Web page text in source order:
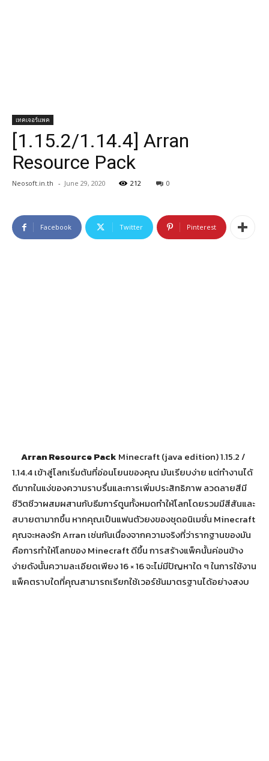
เทคเจอร์แพค
[1.15.2/1.14.4] Arran
Resource Pack
Neosoft.in.th - June 29, 2020 212 0
Facebook Twitter Pinterest
Arran Resource Pack Minecraft (java edition) 1.15.2 /
1.14.4 เข้าสู่โลกเริ่มต้นที่อ่อนโยนของคุณ มันเรียบง่าย แต่ทำงานได้
ดีมากในแง่ของความราบรื่นและการเพิ่มประสิทธิภาพลวดลายสีมี
ชีวิตชีวาผสมผสานกับธีมการ์ตูนทั้งหมดทำให้โลกโดยรวมมีสีสันและ
สบายตามากขึ้น หากคุณเป็นแฟนตัวยงของชุดอนิเมชั่น Minecraft
คุณจะหลงรัก Arran เช่นกันเนื่องจากความจริงที่ว่ารากฐานของมัน
คือการทำให้โลกของ Minecraft ดีขึ้นการสร้างแพ็คนั้นค่อนข้าง
ง่ายดังนั้นความละเอียดเพียง 16 × 16 จะไม่มีปัญหาใด ๆ ในการใช้งาน
แพ็คตราบใดที่คุณสามารถเรียกใช้เวอร์ชันมาตรฐานได้อย่างสงบ